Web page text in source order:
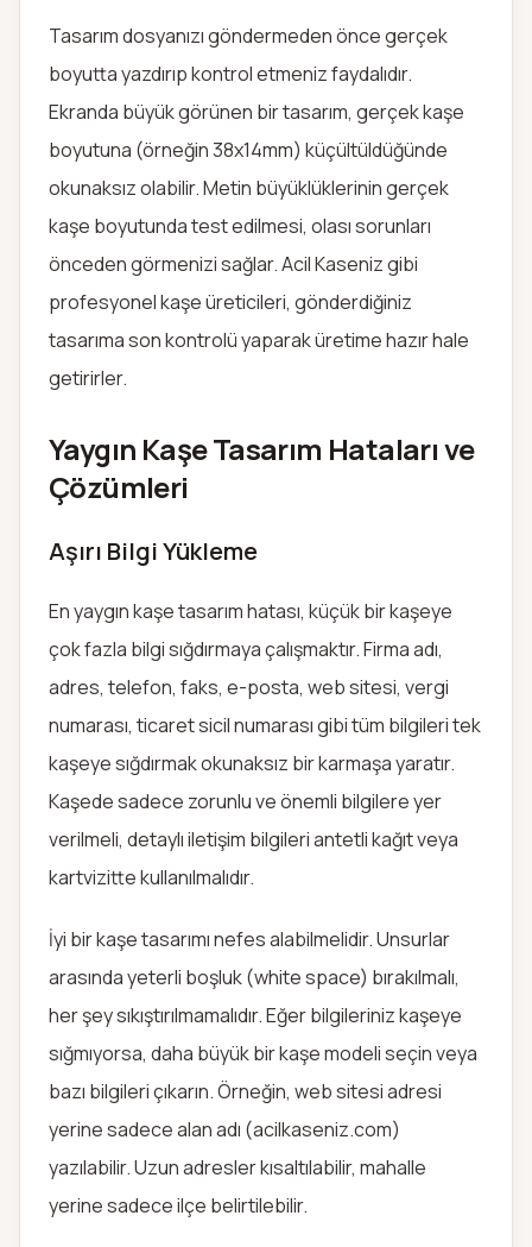
Tasarım dosyanızı göndermeden önce gerçek
boyutta yazdırıp kontrol etmeniz faydalıdır.
Ekranda büyük görünen bir tasarım, gerçek kaşe
boyutuna (örneğin 38x14mm) küçültüldüğünde
okunaksız olabilir. Metin büyüklüklerinin gerçek
kaşe boyutunda test edilmesi, olası sorunları
önceden görmenizi sağlar. Acil Kaseniz gibi
profesyonel kaşe üreticileri, gönderdiğiniz
tasarıma son kontrolü yaparak üretime hazır hale
getirirler.
Yaygın Kaşe Tasarım Hataları ve
Çözümleri
Aşırı Bilgi Yükleme
En yaygın kaşe tasarım hatası, küçük bir kaşeye
çok fazla bilgi sığdırmaya çalışmaktır. Firma adı,
adres, telefon, faks, e-posta, web sitesi, vergi
numarası, ticaret sicil numarası gibi tüm bilgileri tek
kaşeye sığdırmak okunaksız bir karmaşa yaratır.
Kaşede sadece zorunlu ve önemli bilgilere yer
verilmeli, detaylı iletişim bilgileri antetli kağıt veya
kartvizitte kullanılmalıdır.
İyi bir kaşe tasarımı nefes alabilmelidir. Unsurlar
arasında yeterli boşluk (white space) bırakılmalı,
her şey sıkıştırılmamalıdır. Eğer bilgileriniz kaşeye
sığmıyorsa, daha büyük bir kaşe modeli seçin veya
bazı bilgileri çıkarın. Örneğin, web sitesi adresi
yerine sadece alan adı (acilkaseniz.com)
yazılabilir. Uzun adresler kısaltılabilir, mahalle
yerine sadece ilçe belirtilebilir.